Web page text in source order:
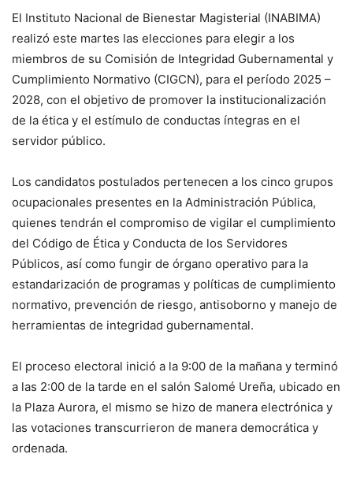
El Instituto Nacional de Bienestar Magisterial (INABIMA)
realizó este martes las elecciones para elegir a los
miembros de su Comisión de Integridad Gubernamental y
Cumplimiento Normativo (CIGCN), para el período 2025 –
2028, con el objetivo de promover la institucionalización
de la ética y el estímulo de conductas íntegras en el
servidor público.
Los candidatos postulados pertenecen a los cinco grupos
ocupacionales presentes en la Administración Pública,
quienes tendrán el compromiso de vigilar el cumplimiento
del Código de Ética y Conducta de los Servidores
Públicos, así como fungir de órgano operativo para la
estandarización de programas y políticas de cumplimiento
normativo, prevención de riesgo, antisoborno y manejo de
herramientas de integridad gubernamental.
El proceso electoral inició a la 9:00 de la mañana y terminó
a las 2:00 de la tarde en el salón Salomé Ureña, ubicado en
la Plaza Aurora, el mismo se hizo de manera electrónica y
las votaciones transcurrieron de manera democrática y
ordenada.